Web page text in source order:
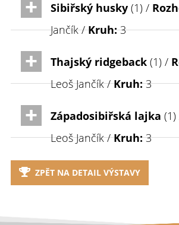
Sibiřský husky (1) /
Jančík /Kruh:3
Thajský ridgeback (1) /
Leoš Jančík /Kruh:3
Západosibiřská lajka
Leoš Jančík /Kruh:3
ZPĚT NA DETAIL VÝSTAVY